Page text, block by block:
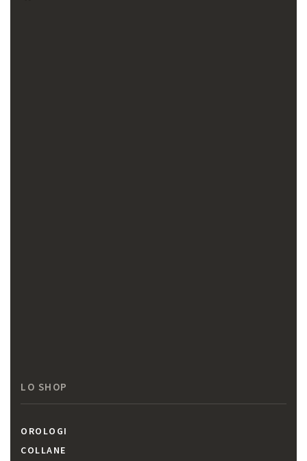
LO SHOP
OROLOGI
COLLANE